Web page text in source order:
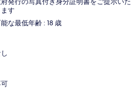
す
な最低年齢 : 18 歳